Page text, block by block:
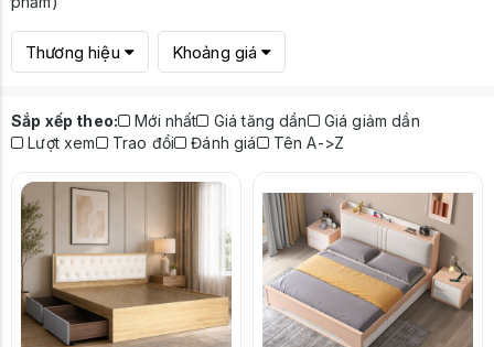
Thương hiệu Khoảng giá
Sắp xếp theo: Mới nhất Giá tăng dần
Giá giảm dần
Lượt xem
Trao đổi Đánh giá Tên A->Z